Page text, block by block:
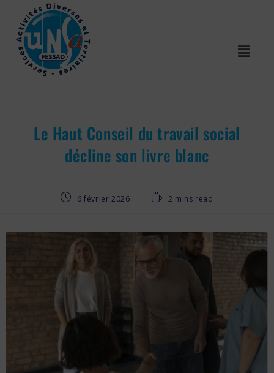
Le Haut Conseil du travail social
décline son livre blanc
6 février 2026 2 mins read